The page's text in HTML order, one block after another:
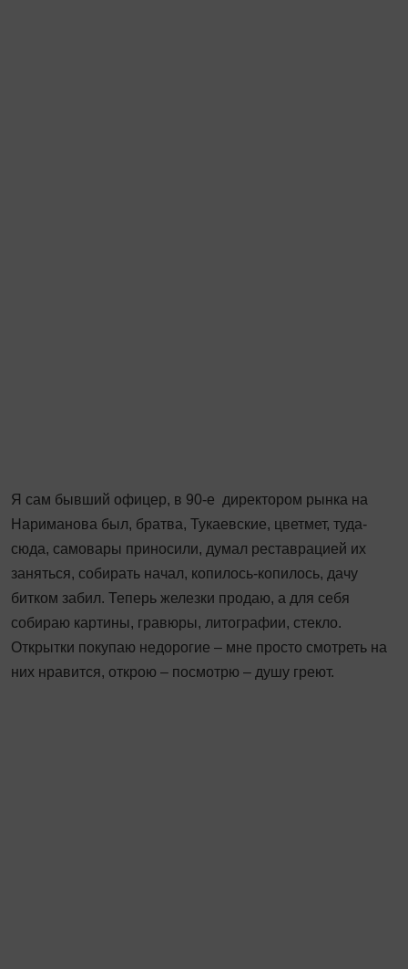
Я сам бывший офицер, в 90-е директором рынка на
Нариманова был, братва, Тукаевские, цветмет, туда-
сюда, самовары приносили, думал реставрацией их
заняться, собирать начал, копилось-копилось, дачу
битком забил. Теперь железки продаю, а для себя
собираю картины, гравюры, литографии, стекло.
Открытки покупаю недорогие – мне просто смотреть на
них нравится, открою – посмотрю – душу греют.